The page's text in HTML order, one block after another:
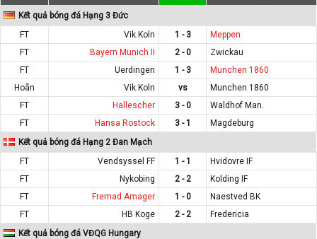
Kết quả bóng đá Hạng 3 Đức
FT
Vik.Koln 1 - 3
Meppen
FT
Bayern Munich II 2 - 0
Zwickau
FT
Uerdingen 1 - 3
Munchen 1860
Hoãn
Vik.Koln vs
Munchen 1860
FT
Hallescher 3 - 0
Waldhof Man.
FT
Hansa Rostock 3 - 1
Magdeburg
Kết quả bóng đá Hạng 2 Đan Mạch
FT
Vendsyssel FF 1 - 1
Hvidovre IF
FT
Nykobing 2 - 2
Kolding IF
FT
Fremad Amager 1 - 0
Naestved BK
FT
HB Koge 2 - 2
Fredericia
Kết quả bóng đá VĐQG Hungary